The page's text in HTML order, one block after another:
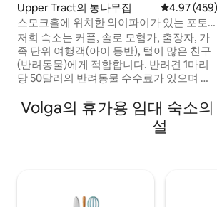
Upper Tract의 통나무집 평점 4.97
4.97 (459)
스모크홀에 위치한 와이파이가 있는 포토
맥 전망 통나무집
저희 숙소는 커플, 솔로 모험가, 출장자, 가
족 단위 여행객(아이 동반), 털이 많은 친구
(반려동물)에게 적합합니다. 반려견 1마리
당 50달러의 반려동물 수수료가 있으며 최
입구 바로 위에 위치해 있으며, 낚시를 즐기
기 좋고 아름다운 경치를 감상할 수 있는 포
장된 시골 구불구불한 도로입니다. 협곡을
Volga의 휴가용 임대 숙소
설